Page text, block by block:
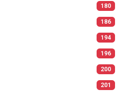
180
186
194
196
200
201